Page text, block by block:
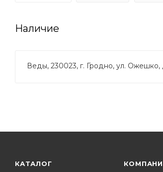
Наличие
Веды, 230023, г. Гродно, ул. Ожешко,
КАТАЛОГ